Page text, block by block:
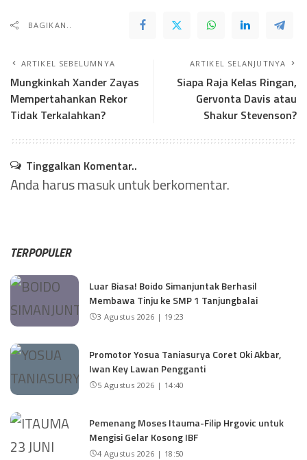
BAGIKAN..
ARTIKEL SEBELUMNYA
Mungkinkah Xander Zayas
Mempertahankan Rekor
Tidak Terkalahkan?
ARTIKEL SELANJUTNYA
Siapa Raja Kelas Ringan,
Gervonta Davis atau
Shakur Stevenson?
Tinggalkan Komentar..
Anda harusmasukuntuk berkomentar.
TERPOPULER
Luar Biasa! Boido Simanjuntak Berhasil
Membawa Tinju ke SMP 1 Tanjungbalai
3 Agustus 2026 | 19:23
Promotor Yosua Taniasurya Coret Oki Akbar,
Iwan Key Lawan Pengganti
5 Agustus 2026 | 14:40
Pemenang Moses Itauma-Filip Hrgovic untuk
Mengisi Gelar Kosong IBF
4 Agustus 2026 | 18:50